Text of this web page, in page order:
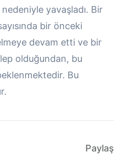
yavaşladı. Bir
bir önceki
devam etti ve bir
olduğundan, bu
Bu
Paylaş